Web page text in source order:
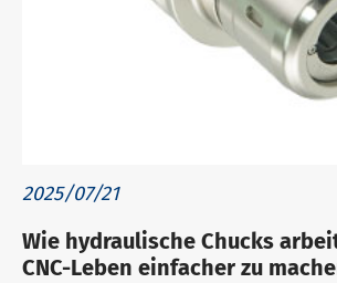
2025/07/21
Wie hydraulische Chucks
CNC-Leben einfacher zu